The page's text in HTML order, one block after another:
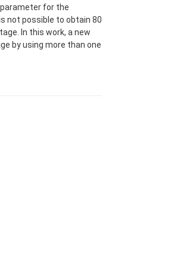
for the
not possible to obtain 80
In this work, a new
by using more than one